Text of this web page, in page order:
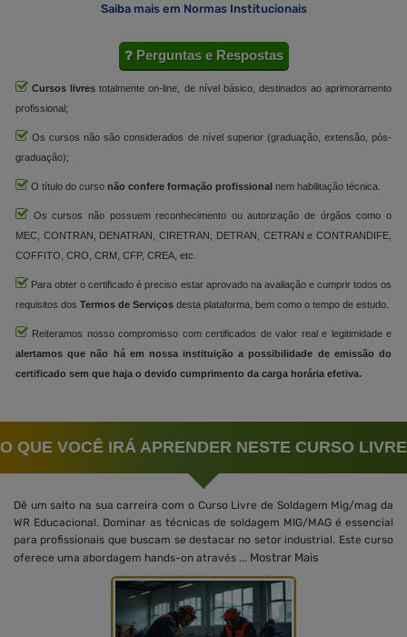
Saiba mais em Normas Institucionais
Perguntas e Respostas
Cursos livres totalmente on-line, de nível básico, destinados ao aprimoramento
profissional;
Os cursos não são considerados de nível superior (graduação, extensão, pós-
graduação);
O título do curso não confere formação profissional nem habilitação técnica.
Os cursos não possuem reconhecimento ou autorização de órgãos como o
MEC, CONTRAN, DENATRAN, CIRETRAN, DETRAN, CETRAN e CONTRANDIFE,
COFFITO, CRO, CRM, CFP, CREA, etc.
Para obter o certificado é preciso estar aprovado na avaliação e cumprir todos os
requisitos dos Termos de Serviços desta plataforma, bem como o tempo de estudo.
Reiteramos nosso compromisso com certificados de valor real e legitimidade e
alertamos que não há em nossa instituição a possibilidade de emissão do
certificado sem que haja o devido cumprimento da carga horária efetiva.
O QUE VOCÊ IRÁ APRENDER NESTE CURSO LIVRE
Dê um salto na sua carreira com o Curso Livre de Soldagem Mig/mag da
WR Educacional. Dominar as técnicas de soldagem MIG/MAG é essencial
para profissionais que buscam se destacar no setor industrial. Este curso
oferece uma abordagem hands-on através ... Mostrar Mais